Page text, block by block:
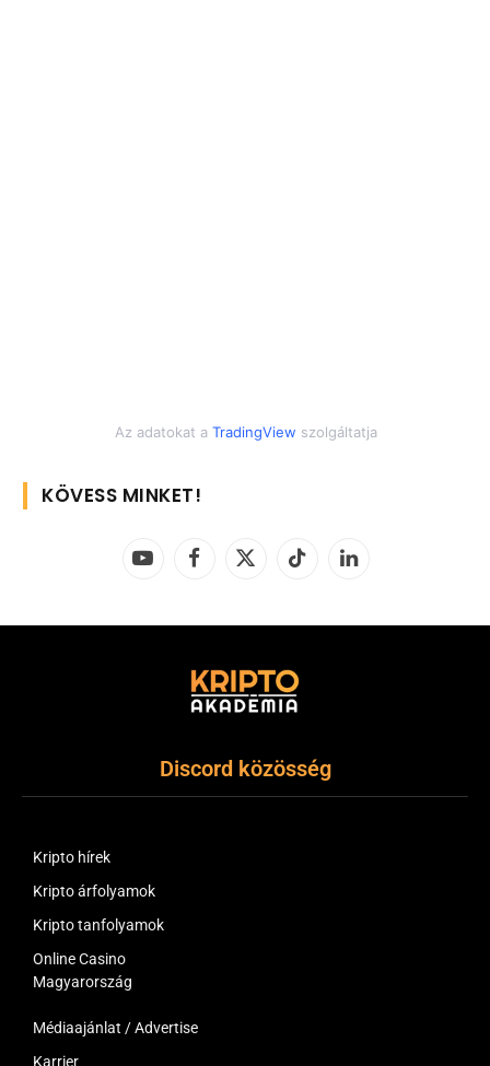
Az adatokat a TradingView szolgáltatja
KÖVESS MINKET!
YouTubeFacebook
X
TikTok LinkedIn
Discord közösség
Kripto hírek
Kripto árfolyamok
Kripto tanfolyamok
Online Casino
Magyarország
Médiaajánlat / Advertise
Karrier